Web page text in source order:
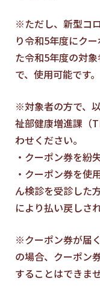
※ただし、新型コ
り令和5年度にク
た令和5年度の対
で、使用可能です。
※対象者の方で、
祉部健康増進課（
わせください。
・クーポン券を紛
・クーポン券を使
ん検診を受診した
により払い戻しされ
※クーポン券が届
の場合、クーポン
することはできま